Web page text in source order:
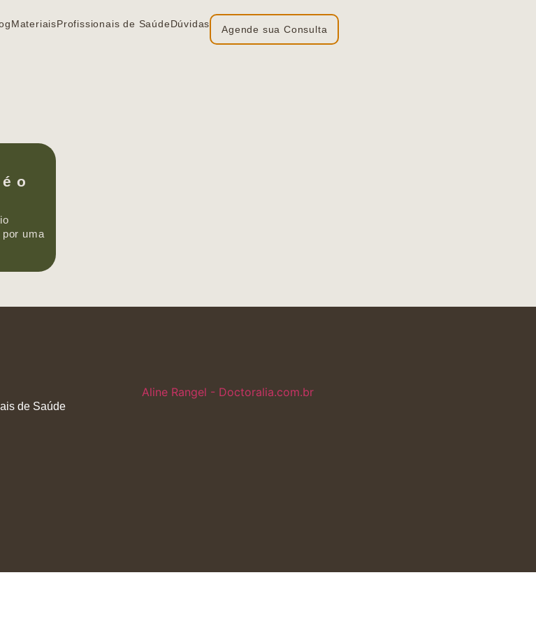
MateriaisProfissionais de SaúdeDúvidas Agende sua Consulta
o
uma
de Saúde
Aline Rangel - Doctoralia.com.br